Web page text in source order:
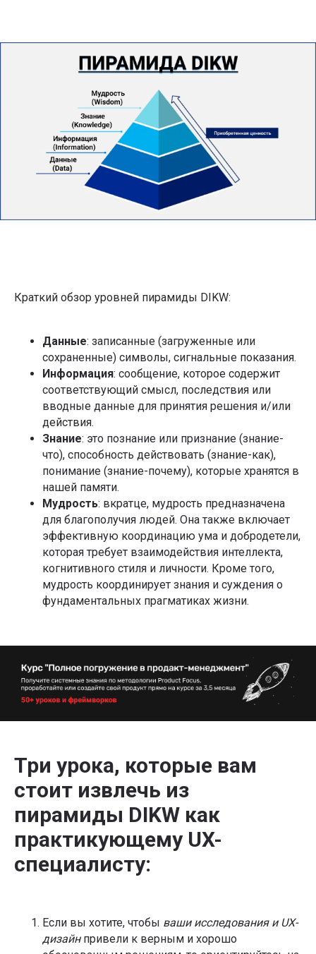
Краткий обзор уровней пирамиды DIKW:
Данные: записанные (загруженные или
сохраненные) символы, сигнальные показания.
Информация: сообщение, которое содержит
соответствующий смысл, последствия или
вводные данные для принятия решения и/или
действия.
Знание: это познание или признание (знание-
что), способность действовать (знание-как),
понимание (знание-почему), которые хранятся в
нашей памяти.
Мудрость: вкратце, мудрость предназначена
для благополучия людей. Она также включает
эффективную координацию ума и добродетели,
которая требует взаимодействия интеллекта,
когнитивного стиля и личности. Кроме того,
мудрость координирует знания и суждения о
фундаментальных прагматиках жизни.
Три урока, которые вам
стоит извлечь из
пирамиды DIKW как
практикующему UX-
специалисту:
Если вы хотите, чтобы ваши исследования и UX-
дизайнпривели к верным и хорошо